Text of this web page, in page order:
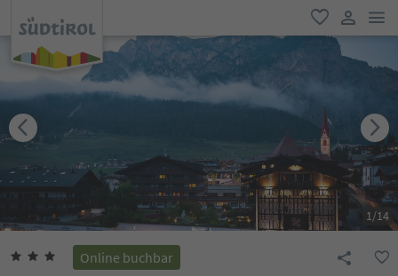
favorit
user link
1/14
Online buchbar